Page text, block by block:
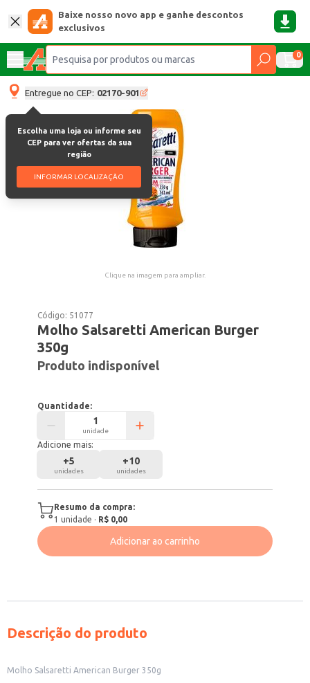
Baixe nosso novo app e ganhe descontos
exclusivos
0
Entregue no CEP: 02170-901
Escolha uma loja ou informe seu
CEP para ver ofertas da sua
região
INFORMAR LOCALIZAÇÃO
Clique na imagem para ampliar.
Código: 51077
Molho Salsaretti American Burger
350g
Produto indisponível
Quantidade:
unidade
Adicione mais:
+5
unidades
+10
unidades
Resumo da compra:
1 unidade · R$ 0,00
Adicionar ao carrinho
Descrição do produto
Molho Salsaretti American Burger 350g